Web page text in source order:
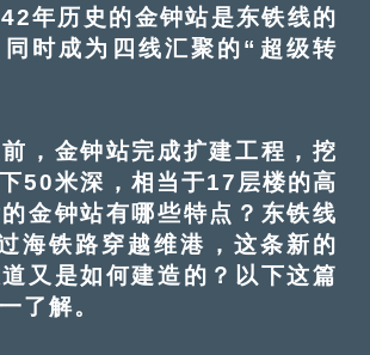
年历史的金钟站是东铁线的
时成为四线汇聚的“超级转
金钟站完成扩建工程，挖
50米深，相当于17层楼的高
金钟站有哪些特点？东铁线
海铁路穿越维港，这条新的
又是如何建造的？以下这篇
了解。